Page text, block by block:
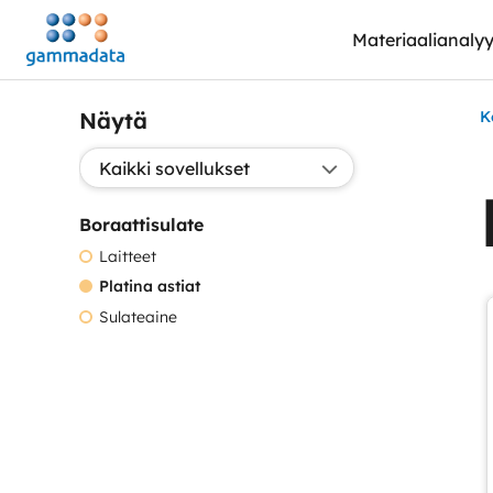
Siirry
pääsisältöönt
Näytä
Valitse sovellus:
Boraattisulate
Laitteet
Platina astiat
Sulateaine